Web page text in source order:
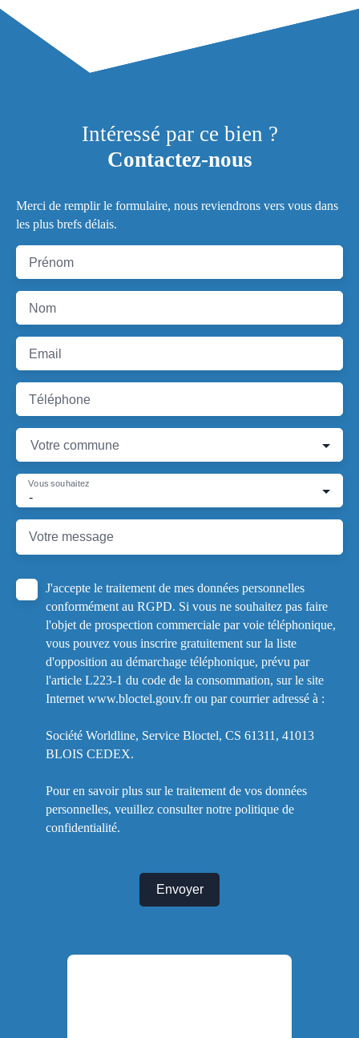
Intéressé par ce bien ?
Contactez-nous
Merci de remplir le formulaire, nous reviendrons vers vous dans
les plus brefs délais.
Prénom
Nom
Email
Téléphone
Votre commune
-
Vous souhaitez
Votre message
J'accepte le traitement de mes données personnelles
conformément au RGPD. Si vous ne souhaitez pas faire
l'objet de prospection commerciale par voie téléphonique,
vous pouvez vous inscrire gratuitement sur la liste
d'opposition au démarchage téléphonique, prévu par
l'article L223-1 du code de la consommation, sur le site
Internet www.bloctel.gouv.fr ou par courrier adressé à :
Société Worldline, Service Bloctel, CS 61311, 41013
BLOIS CEDEX.
Pour en savoir plus sur le traitement de vos données
personnelles, veuillez consulter notre politique de
confidentialité.
Envoyer